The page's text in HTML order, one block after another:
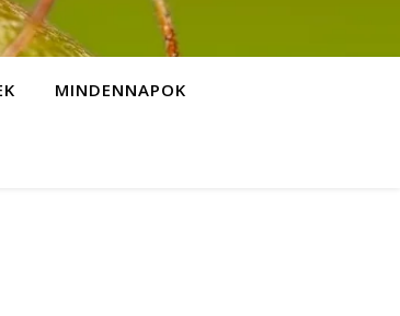
MINDENNAPOK